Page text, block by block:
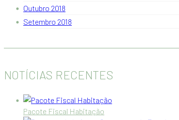
Outubro 2018
Setembro 2018
NOTÍCIAS RECENTES
Pacote Fiscal Habitação